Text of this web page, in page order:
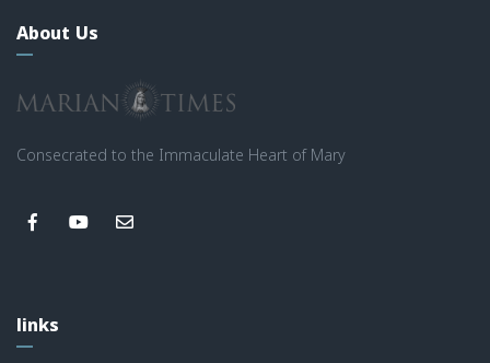
About Us
Consecrated to the Immaculate Heart of Mary
links